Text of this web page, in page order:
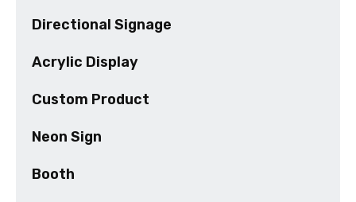
Directional Signage
Acrylic Display
Custom Product
Neon Sign
Booth